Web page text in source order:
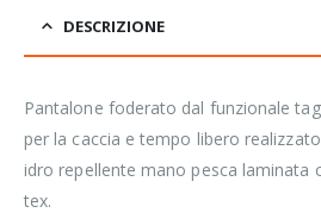
DESCRIZIONE
Pantalone foderato dal funzionale
per la caccia e tempo libero
idro repellente mano pesca laminata
tex.